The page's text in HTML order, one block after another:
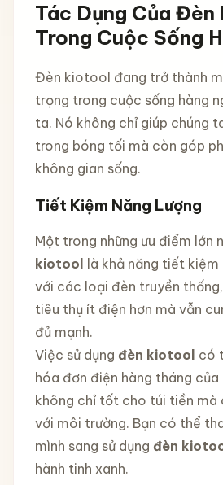
Tác Dụng Của
Trong Cuộc Sống
Đèn kiotool đang trở thành
trọng trong cuộc sống hàng
ta. Nó không chỉ giúp chúng
trong bóng tối mà còn góp
không gian sống.
Tiết Kiệm Năng Lượng
Một trong những ưu điểm lớn
kiotool
là khả năng tiết kiệm
với các loại đèn truyền thống,
tiêu thụ ít điện hơn mà vẫn
đủ mạnh.
Việc sử dụng đèn kiotool có
hóa đơn điện hàng tháng
không chỉ tốt cho túi tiền mà
với môi trường. Bạn có thể
mình sang sử dụng đèn
hành tinh xanh.